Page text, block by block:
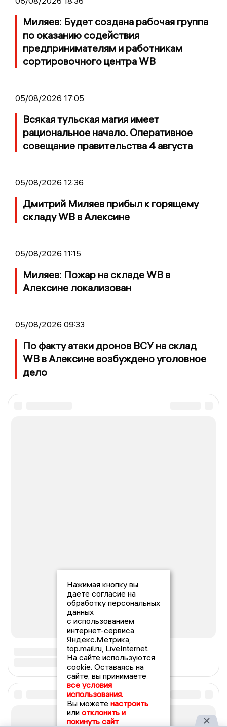
Миляев: Будет создана рабочая группа
по оказанию содействия
предпринимателям и работникам
сортировочного центра WB
05/08/2026 17:05
Всякая тульская магия имеет
рациональное начало. Оперативное
совещание правительства 4 августа
05/08/2026 12:36
Дмитрий Миляев прибыл к горящему
складу WB в Алексине
05/08/2026 11:15
Миляев: Пожар на складе WB в
Алексине локализован
05/08/2026 09:33
По факту атаки дронов ВСУ на склад
WB в Алексине возбуждено уголовное
дело
Нажимая кнопку вы
даете согласие на
обработку персональных
данных
с использованием
интернет-сервиса
Яндекс.Метрика,
top.mail.ru, LiveInternet.
На сайте используются
cookie. Оставаясь на
сайте, вы принимаете
все условия
использования.
Вы можете настроить
или отклонить и
покинуть сайт